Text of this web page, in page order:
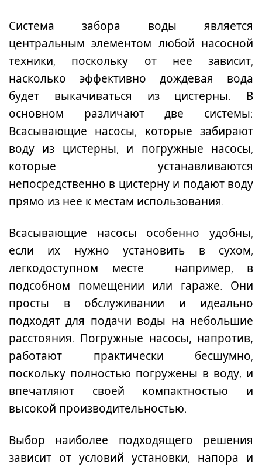
Система забора воды является
центральным элементом любой насосной
техники, поскольку от нее зависит,
насколько эффективно дождевая вода
будет выкачиваться из цистерны. В
основном различают две системы:
Всасывающие насосы, которые забирают
воду из цистерны, и погружные насосы,
которые устанавливаются
непосредственно в цистерну и подают воду
прямо из нее к местам использования.
Всасывающие насосы особенно удобны,
если их нужно установить в сухом,
легкодоступном месте - например, в
подсобном помещении или гараже. Они
просты в обслуживании и идеально
подходят для подачи воды на небольшие
расстояния. Погружные насосы, напротив,
работают практически бесшумно,
поскольку полностью погружены в воду, и
впечатляют своей компактностью и
высокой производительностью.
Выбор наиболее подходящего решения
зависит от условий установки, напора и